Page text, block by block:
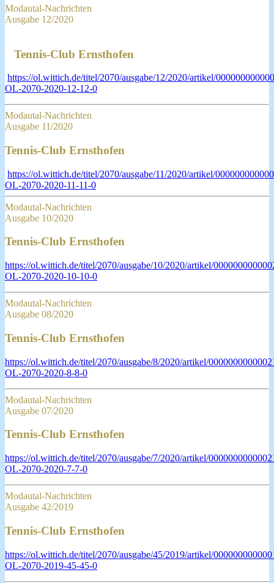
Modautal-Nachrichten
Ausgabe 12/2020
Tennis-Club Ernsthofen
https://ol.wittich.de/titel/2070/ausgabe/12/2020/artikel/
OL-2070-2020-12-12-0
Modautal-Nachrichten
Ausgabe 11/2020
Tennis-Club Ernsthofen
https://ol.wittich.de/titel/2070/ausgabe/11/2020/artikel/
OL-2070-2020-11-11-0
Modautal-Nachrichten
Ausgabe 10/2020
Tennis-Club Ernsthofen
https://ol.wittich.de/titel/2070/ausgabe/10/2020/artikel/
OL-2070-2020-10-10-0
Modautal-Nachrichten
Ausgabe 08/2020
Tennis-Club Ernsthofen
https://ol.wittich.de/titel/2070/ausgabe/8/2020/artikel/
OL-2070-2020-8-8-0
Modautal-Nachrichten
Ausgabe 07/2020
Tennis-Club Ernsthofen
https://ol.wittich.de/titel/2070/ausgabe/7/2020/artikel/
OL-2070-2020-7-7-0
Modautal-Nachrichten
Ausgabe 42/2019
Tennis-Club Ernsthofen
https://ol.wittich.de/titel/2070/ausgabe/45/2019/artikel/
OL-2070-2019-45-45-0